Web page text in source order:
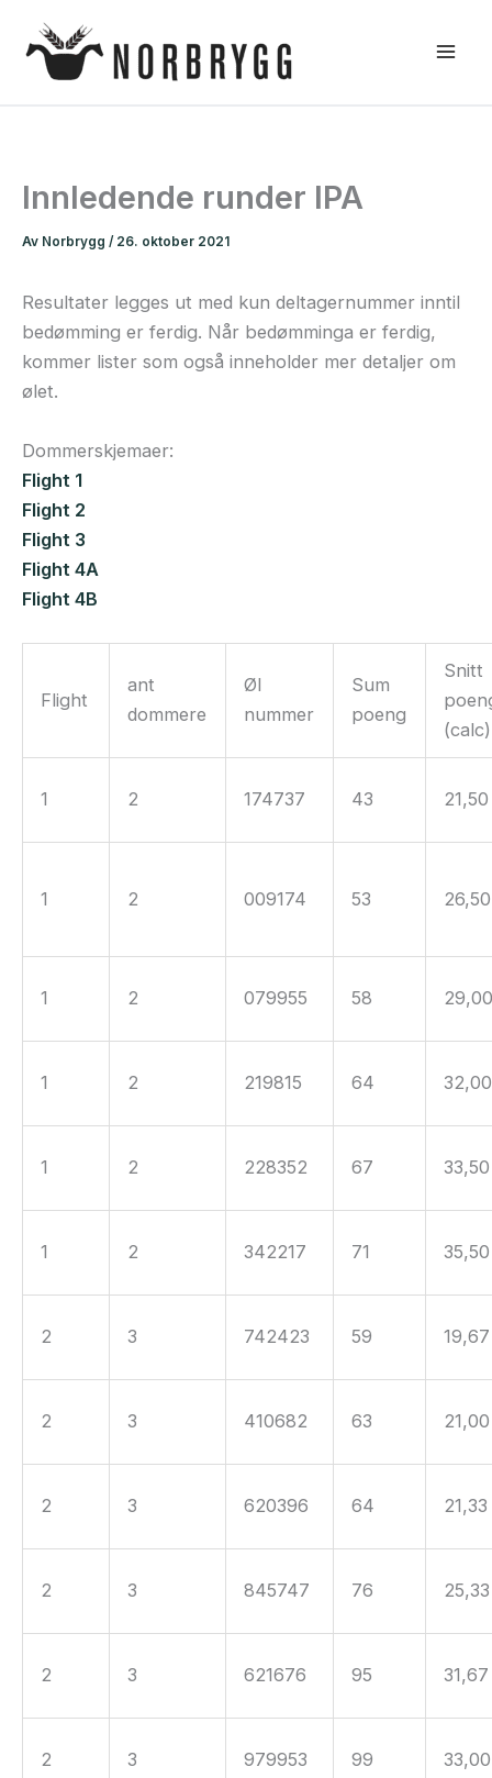
rett
Innledende runder IPA
Av Norbrygg / 26. oktober 2021
Resultater legges ut med kun deltagernummer inntil
bedømming er ferdig. Når bedømminga er ferdig,
kommer lister som også inneholder mer detaljer om
ølet.
Dommerskjemaer:
Flight 1
Flight 2
Flight 3
Flight 4A
Flight 4B
Flight
ant
dommere
Øl
nummer
Sum
poeng
Snitt
(calc)
1 2 174737 43 21,50
1 2 009174 53 26,50
1 2 079955 58
1 2 219815 64 32,00
1 2 228352 67 33,50
1 2 342217 71 35,50
2 3 742423 59 19,67
2 3 410682 63 21,00
2 3 620396 64 21,33
2 3 845747 76 25,33
2 3 621676 95 31,67
2 3 979953 99 33,00